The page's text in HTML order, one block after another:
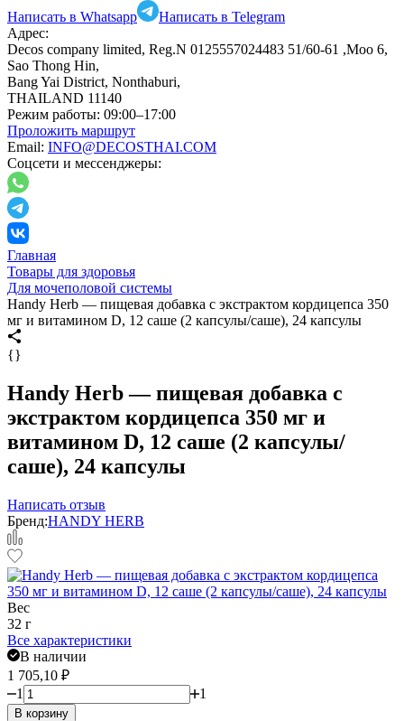
Написать в Whatsapp
Написать в Telegram
Адрес:
Decos company limited, Reg.N 0125557024483 51/60-61 ,Moo 6,
Sao Thong Hin,
Bang Yai District, Nonthaburi,
THAILAND 11140
Режим работы: 09:00–17:00
Проложить маршрут
Email: INFO@DECOSTHAI.COM
Соцсети и мессенджеры:
Главная
Товары для здоровья
Для мочеполовой системы
Handy Herb — пищевая добавка с экстрактом кордицепса 350
мг и витамином D, 12 саше (2 капсулы/саше), 24 капсулы
{}
Handy Herb — пищевая добавка с
экстрактом кордицепса 350 мг и
витамином D, 12 саше (2 капсулы/
саше), 24 капсулы
Написать отзыв
Бренд:HANDY HERB
Вес
32 г
Все характеристики
В наличии
1 705,10 ₽
1
1
В корзину